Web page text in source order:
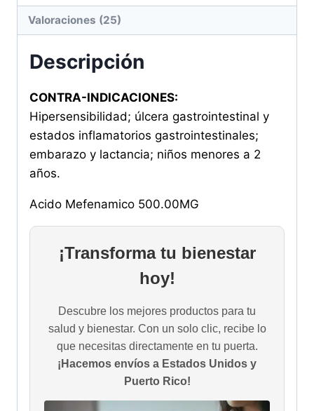
Valoraciones (25)
Descripción
CONTRA-INDICACIONES:
Hipersensibilidad; úlcera gastrointestinal y
estados inflamatorios gastrointestinales;
embarazo y lactancia; niños menores a 2
años.
Acido Mefenamico 500.00MG
¡Transforma tu bienestar
hoy!
Descubre los mejores productos para tu
salud y bienestar. Con un solo clic, recibe lo
que necesitas directamente en tu puerta.
¡Hacemos envíos a Estados Unidos y
Puerto Rico!